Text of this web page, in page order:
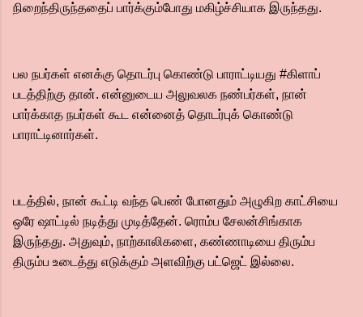
நிறைந்திருந்ததைப் பார்க்கும்போது மகிழ்ச்சியாக இருந்தது.
பல நபர்கள் எனக்கு தொடர்பு கொண்டு பாராட்டியது #கிளாப்
படத்திற்கு தான். என்னுடைய அலுவலக நண்பர்கள், நான்
பார்க்காத நபர்கள் கூட என்னைத் தொடர்புக் கொண்டு
பாராட்டினார்கள்.
படத்தில், நான் கூட்டி வந்த பெண் போனதும் அழுகிற காட்சியை
ஒரே ஷாட்டில் நடித்து முடித்தேன். ரொம்ப சேலன்சிங்காக
இருந்தது. அதுவும், நாற்காலிகளை, கண்ணாடியை திரும்ப
திரும்ப உடைத்து எடுக்கும் அளவிற்கு பட்ஜெட் இல்லை.